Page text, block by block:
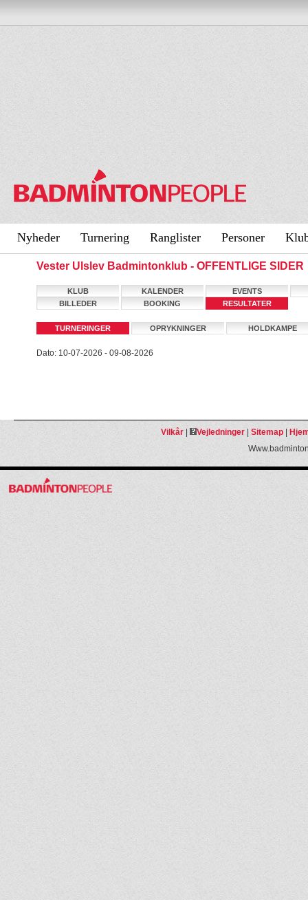
Nyheder Turnering Ranglister Personer
Vester Ulslev Badmintonklub - OFFENTLIGE SIDER
KLUB KALENDER
EVENTS
BILLEDER
BOOKING RESULTATER
TURNERINGER OPRYKNINGER HOLDKAMPE
Dato: 10-07-2026 - 09-08-2026
Vilkår| Vejledninger| Sitemap|